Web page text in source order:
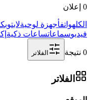
0 إعلان
الكلهواتفأجهزة لوحيةلابتوب
فيديوسماعاتساعات ذكية
0 نتيجة الفلاتر
الفلاتر